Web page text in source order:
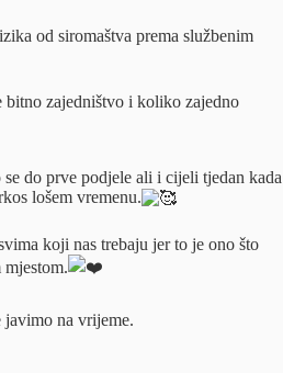
od siromaštva prema službenim
zajedništvo i koliko zajedno
do prve podjele ali i cijeli tjedan kada
lošem vremenu.
koji nas trebaju jer to je ono što
javimo na vrijeme.